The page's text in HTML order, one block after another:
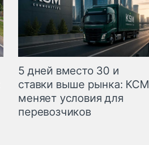
5 дней вместо 30 и
ставки выше рынка: КСМ
меняет условия для
перевозчиков